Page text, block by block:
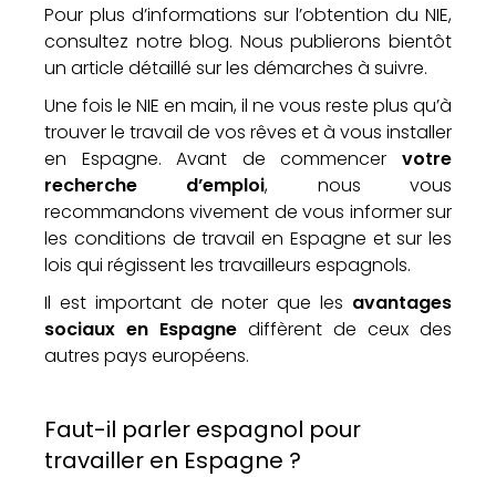
Pour plus d’informations sur l’obtention du NIE,
consultez notre blog. Nous publierons bientôt
un article détaillé sur les démarches à suivre.
Une fois le NIE en main, il ne vous reste plus qu’à
trouver le travail de vos rêves et à vous installer
en Espagne. Avant de commencer votre
recherche d’emploi, nous vous
recommandons vivement de vous informer sur
les conditions de travail en Espagne et sur les
lois qui régissent les travailleurs espagnols.
Il est important de noter que les avantages
sociaux en Espagne diffèrent de ceux des
autres pays européens.
Faut-il parler espagnol pour
travailler en Espagne ?